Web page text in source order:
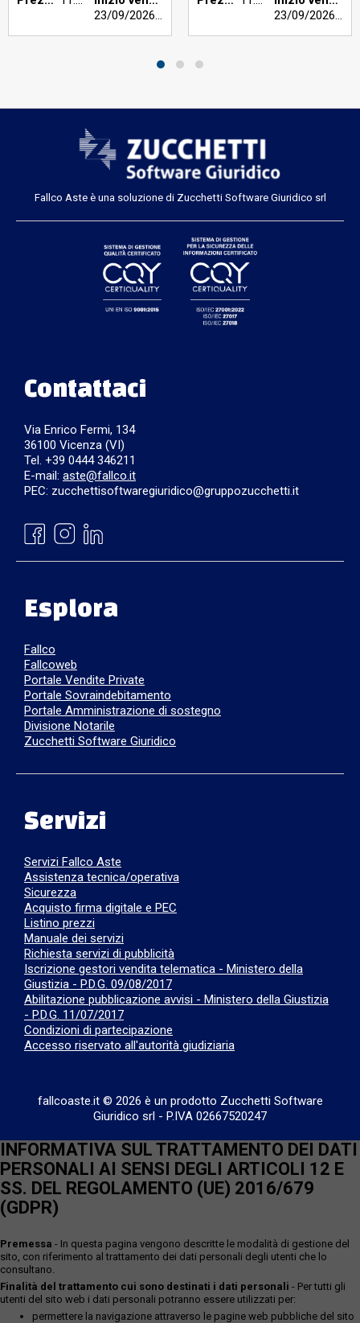
Fallco Aste è una soluzione di Zucchetti Software Giuridico srl
Contattaci
Via Enrico Fermi, 134
36100 Vicenza (VI)
Tel. +39 0444 346211
E-mail: aste@fallco.it
PEC: zucchettisoftwaregiuridico@gruppozucchetti.it
Esplora
Fallco
Fallcoweb
Portale Vendite Private
Portale Sovraindebitamento
Portale Amministrazione di sostegno
Divisione Notarile
Zucchetti Software Giuridico
Servizi
Servizi Fallco Aste
Assistenza tecnica/operativa
Sicurezza
Acquisto firma digitale e PEC
Listino prezzi
Manuale dei servizi
Richiesta servizi di pubblicità
Iscrizione gestori vendita telematica - Ministero della
Giustizia - P.D.G. 09/08/2017
Abilitazione pubblicazione avvisi - Ministero della Giustizia
- P.D.G. 11/07/2017
Condizioni di partecipazione
Accesso riservato all'autorità giudiziaria
fallcoaste.it © 2026 è un prodotto Zucchetti Software
Giuridico srl - P.IVA 02667520247
INFORMATIVA SUL TRATTAMENTO DEI DATI
PERSONALI AI SENSI DEGLI ARTICOLI 12 E
SS. DEL REGOLAMENTO (UE) 2016/679
(GDPR)
Premessa - In questa pagina vengono descritte le modalità di gestione del
sito, con riferimento al trattamento dei dati personali degli utenti che lo
consultano.
Finalità del trattamento cui sono destinati i dati personali - Per tutti gli
utenti del sito web i dati personali potranno essere utilizzati per:
permettere la navigazione attraverso le pagine web pubbliche del sito